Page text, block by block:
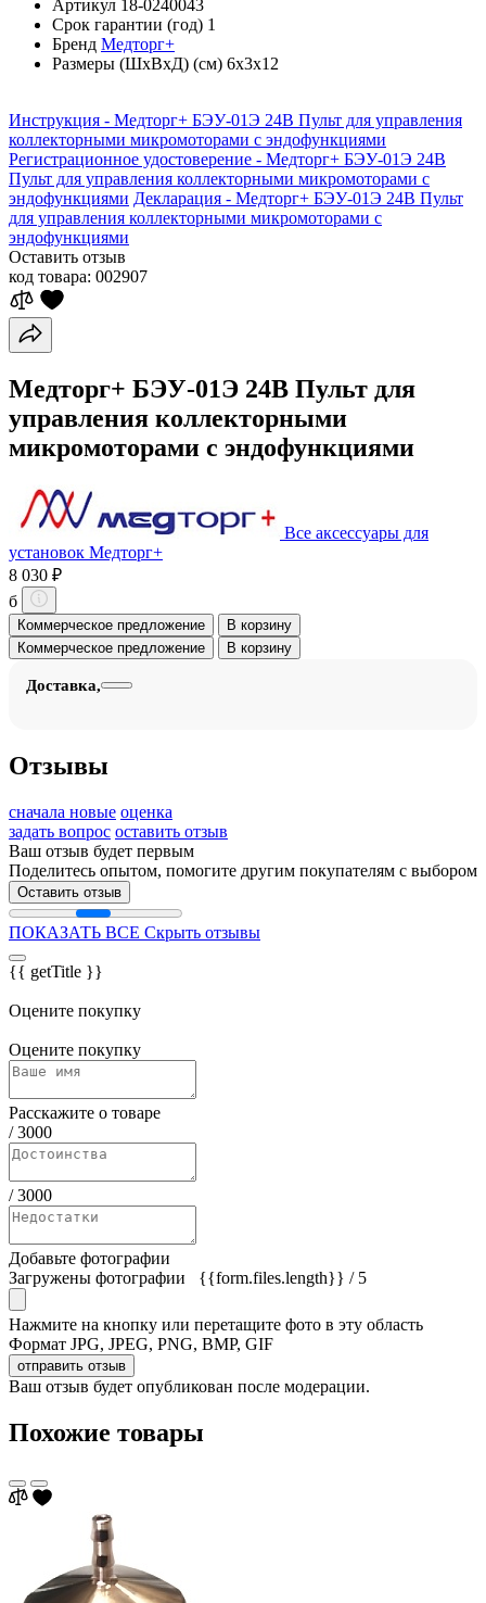
Артикул 18-0240043
Срок гарантии (год) 1
Бренд Медторг+
Размеры (ШхВхД) (см) 6х3х12
Инструкция - Медторг+ БЭУ-01Э 24В Пульт для управления
коллекторными микромоторами с эндофункциями
Регистрационное удостоверение - Медторг+ БЭУ-01Э 24В
Пульт для управления коллекторными микромоторами с
эндофункциями Декларация - Медторг+ БЭУ-01Э 24В Пульт
для управления коллекторными микромоторами с
эндофункциями
Оставить отзыв
код товара: 002907
Медторг+ БЭУ-01Э 24В Пульт для
управления коллекторными
микромоторами с эндофункциями
Все аксессуары для
установок Медторг+
8 030 ₽
б
Коммерческое предложение
В корзину
Коммерческое предложение
В корзину
Доставка,
Отзывы
сначала новые оценка
задать вопрос оставить отзыв
Ваш отзыв будет первым
Поделитесь опытом, помогите другим покупателям с выбором
Оставить отзыв
ПОКАЗАТЬ ВСЕ Скрыть отзывы
{{ getTitle }}
Оцените покупку
Оцените покупку
Расскажите о товаре
/3000
/3000
Добавьте фотографии
Загружены фотографии
{{form.files.length}} / 5
Нажмите на кнопку или перетащите фото в эту область
Формат JPG, JPEG, PNG, BMP, GIF
отправить отзыв
Ваш отзыв будет опубликован после модерации.
Похожие товары